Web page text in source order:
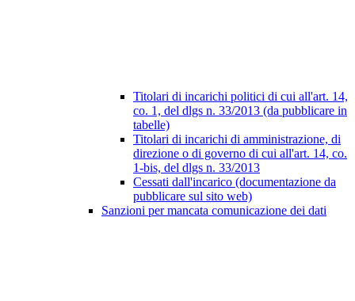
Titolari di incarichi politici di cui all'art. 14,
co. 1, del dlgs n. 33/2013 (da pubblicare in
tabelle)
Titolari di incarichi di amministrazione, di
direzione o di governo di cui all'art. 14, co.
1-bis, del dlgs n. 33/2013
Cessati dall'incarico (documentazione da
pubblicare sul sito web)
Sanzioni per mancata comunicazione dei dati